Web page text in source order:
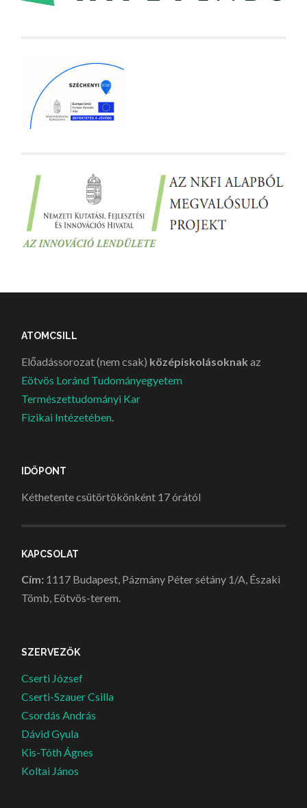
ATOMCSILL
Előadássorozat (nem csak) középiskolásoknak az
Eötvös Loránd Tudományegyetem
Természettudományi Kar
Fizikai Intézetében.
IDŐPONT
Kéthetente csütörtökönként 17 órától
KAPCSOLAT
Cím: 1117 Budapest, Pázmány Péter sétány 1/A, Északi
Tömb, Eötvös-terem.
SZERVEZŐK
Cserti József
Cserti-Szauer Csilla
Csordás András
Dávid Gyula
Kis-Tóth Ágnes
Koltai János